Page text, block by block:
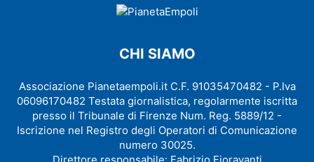
CHI SIAMO
Associazione Pianetaempoli.it C.F. 91035470482 - P.Iva
06096170482 Testata giornalistica, regolarmente iscritta
presso il Tribunale di Firenze Num. Reg. 5889/12 -
Iscrizione nel Registro degli Operatori di Comunicazione
numero 30025.